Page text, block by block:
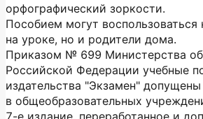
орфографический зоркости.
Пособием могут воспользоваться
на уроке, но и родители дома.
Приказом № 699 Министерства
Российской Федерации учебные
издательства "Экзамен"
в общеобразовательных
7-е издание, переработанное и